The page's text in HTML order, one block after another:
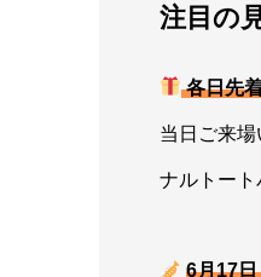
注目の
各日先
当日ご来
ナルトート
6月17